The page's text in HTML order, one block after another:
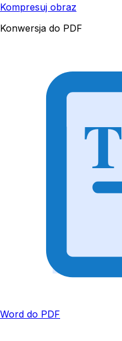
Kompresuj obraz
Konwersja do PDF
T
Word do PDF